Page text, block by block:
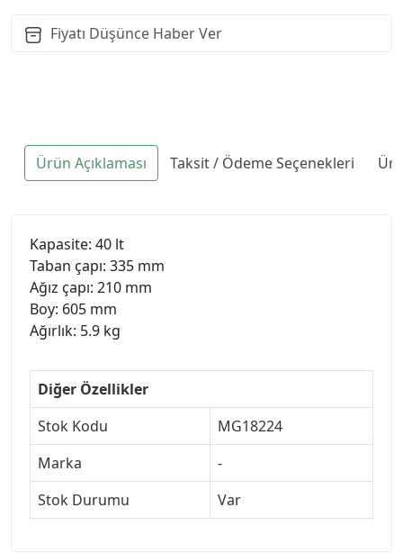
Fiyatı Düşünce Haber Ver
Ürün Açıklaması Taksit / Ödeme Seçenekleri
Kapasite: 40 lt
Taban çapı: 335 mm
Ağız çapı: 210 mm
Boy: 605 mm
Ağırlık: 5.9 kg
Diğer Özellikler
Stok Kodu
MG18224
Marka
-
Stok Durumu
Var